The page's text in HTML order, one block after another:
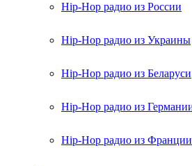
Hip-Hop радио из России
Hip-Hop радио из Украины
Hip-Hop радио из Беларуси
Hip-Hop радио из
Hip-Hop радио из Франции